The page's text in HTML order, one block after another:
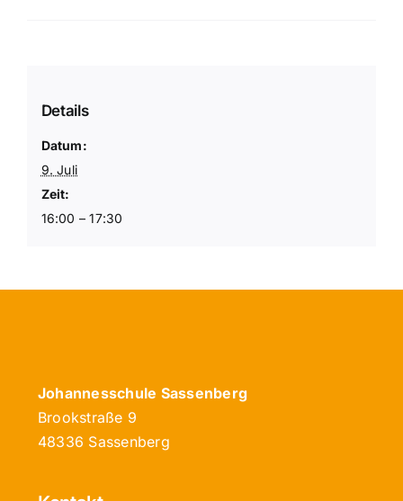
Details
Datum:
9. Juli
Zeit:
16:00 – 17:30
Johannesschule Sassenberg
Brookstraße 9
48336 Sassenberg